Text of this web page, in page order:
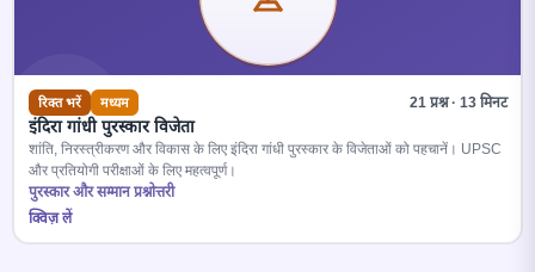
रिक्त भरें मध्यम 21 प्रश्न · 13 मिनट
इंदिरा गांधी पुरस्कार विजेता
शांति, निरस्त्रीकरण और विकास के लिए इंदिरा गांधी पुरस्कार के विजेताओं को पहचानें। UPSC
और प्रतियोगी परीक्षाओं के लिए महत्वपूर्ण।
पुरस्कार और सम्मान प्रश्नोत्तरी
क्विज़ लें